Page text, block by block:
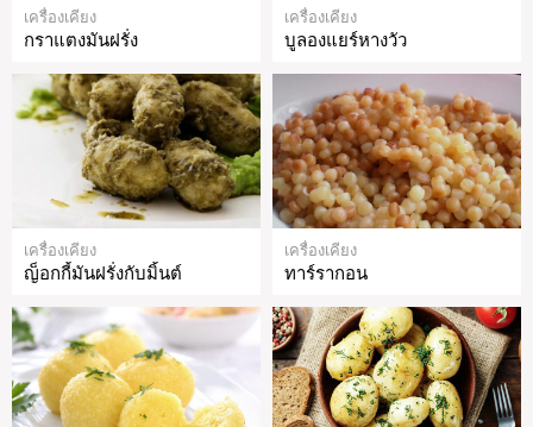
เครื่องเคียง
กราแตงมันฝรั่ง
เครื่องเคียง
บูลองแยร์หางวัว
เครื่องเคียง
ญ็อกกี้มันฝรั่งกับมิ้นต์
เครื่องเคียง
ทาร์รากอน